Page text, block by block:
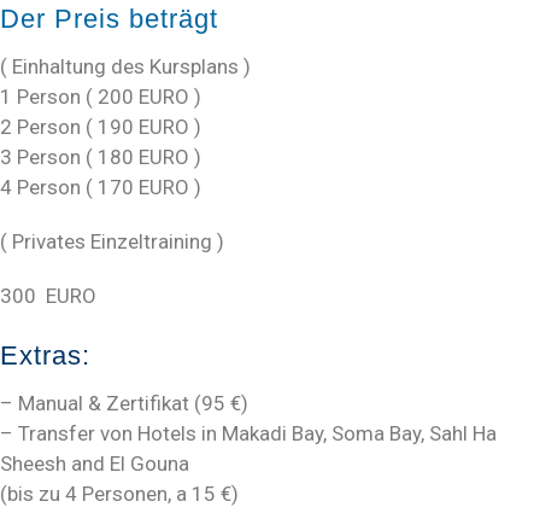
Der Preis beträgt
( Einhaltung des Kursplans )
1 Person ( 200 EURO )
2 Person ( 190 EURO )
3 Person ( 180 EURO )
4 Person ( 170 EURO )
( Privates Einzeltraining )
300 EURO
Extras:
– Manual & Zertifikat (95 €)
– Transfer von Hotels in Makadi Bay, Soma Bay, Sahl Ha
Sheesh and El Gouna
(bis zu 4 Personen, a 15 €)